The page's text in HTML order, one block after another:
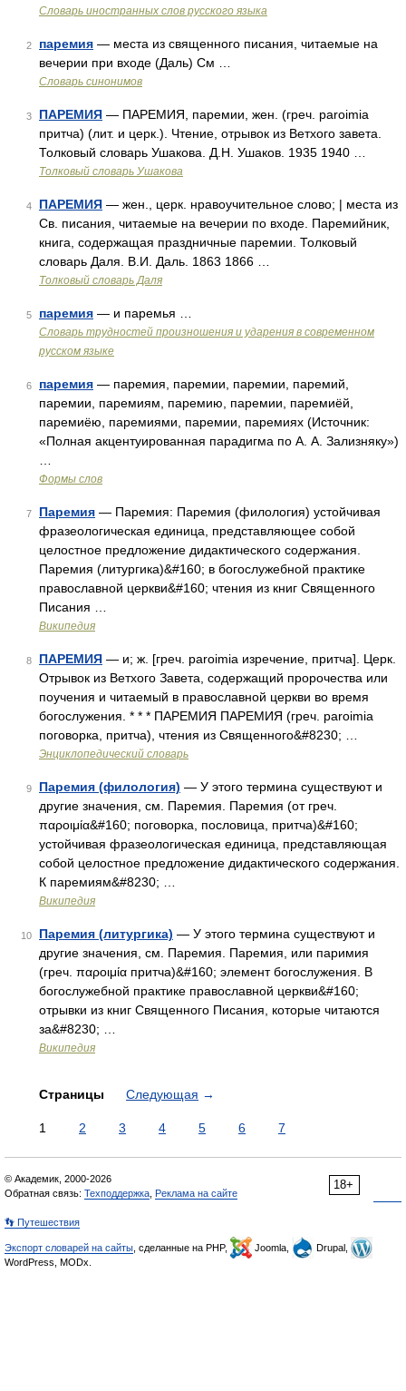
Словарь иностранных слов русского языка
2 паремия — места из священного писания, читаемые на
вечерии при входе (Даль) См …
Словарь синонимов
3 ПАРЕМИЯ — ПАРЕМИЯ, паремии, жен. (греч. paroimia
притча) (лит. и церк.). Чтение, отрывок из Ветхого завета.
Толковый словарь Ушакова. Д.Н. Ушаков. 1935 1940 …
Толковый словарь Ушакова
4 ПАРЕМИЯ — жен., церк. нравоучительное слово; | места из
Св. писания, читаемые на вечерии по входе. Паремийник,
книга, содержащая праздничные паремии. Толковый
словарь Даля. В.И. Даль. 1863 1866 …
Толковый словарь Даля
5 паремия — и паремья …
Словарь трудностей произношения и ударения в современном
русском языке
6 паремия — паремия, паремии, паремии, паремий,
паремии, паремиям, паремию, паремии, паремиёй,
паремиёю, паремиями, паремии, паремиях (Источник:
«Полная акцентуированная парадигма по А. А. Зализняку»)
Формы слов
7 Паремия — Паремия: Паремия (филология) устойчивая
фразеологическая единица, представляющее собой
целостное предложение дидактического содержания.
Паремия (литургика)&#160; в богослужебной практике
православной церкви&#160; чтения из книг Священного
Писания …
Википедия
8 ПАРЕМИЯ — и; ж. [греч. paroimia изречение, притча]. Церк.
Отрывок из Ветхого Завета, содержащий пророчества или
поучения и читаемый в православной церкви во время
богослужения. * * * ПАРЕМИЯ ПАРЕМИЯ (греч. paroimia
поговорка, притча), чтения из Священного&#8230; …
Энциклопедический словарь
9 Паремия (филология) — У этого термина существуют и
другие значения, см. Паремия. Паремия (от греч.
παροιμία&#160; поговорка, пословица, притча)&#160;
устойчивая фразеологическая единица, представляющая
собой целостное предложение дидактического содержания.
К паремиям&#8230; …
Википедия
10 Паремия (литургика) — У этого термина существуют и
другие значения, см. Паремия. Паремия, или паримия
(греч. παροιμία притча)&#160; элемент богослужения. В
богослужебной практике православной церкви&#160;
отрывки из книг Священного Писания, которые читаются
за&#8230; …
Википедия
Страницы Следующая →
1 2 3 4 5 6 7
18+
© Академик, 2000-2026
Обратная связь: Техподдержка Реклама на сайте
👣 Путешествия
Экспорт словарей на сайты , сделанные на PHP, Joomla,
Drupal,
WordPress, MODx.